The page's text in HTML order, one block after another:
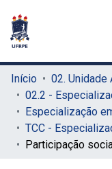
Início